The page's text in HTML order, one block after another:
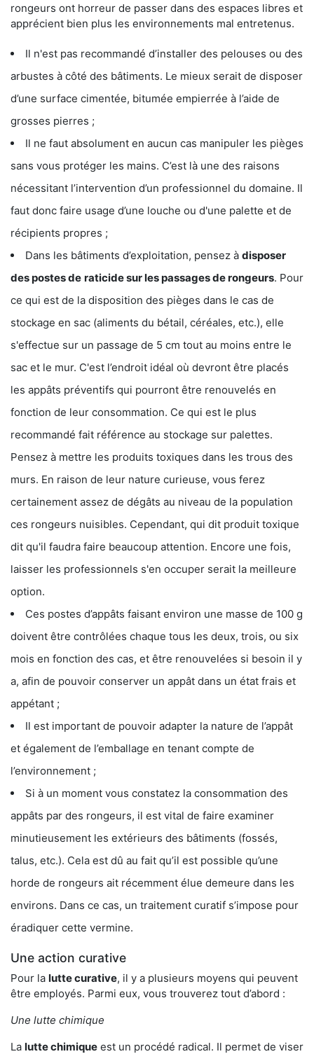
rongeurs ont horreur de passer dans des espaces libres et
apprécient bien plus les environnements mal entretenus.
Il n'est pas recommandé d’installer des pelouses ou des
arbustes à côté des bâtiments. Le mieux serait de disposer
d’une surface cimentée, bitumée empierrée à l’aide de
grosses pierres ;
Il ne faut absolument en aucun cas manipuler les pièges
sans vous protéger les mains. C’est là une des raisons
nécessitant l’intervention d’un professionnel du domaine. Il
faut donc faire usage d’une louche ou d'une palette et de
récipients propres ;
Dans les bâtiments d’exploitation, pensez à disposer
des postes de raticide sur les passages de rongeurs. Pour
ce qui est de la disposition des pièges dans le cas de
stockage en sac (aliments du bétail, céréales, etc.), elle
s'effectue sur un passage de 5 cm tout au moins entre le
sac et le mur. C'est l’endroit idéal où devront être placés
les appâts préventifs qui pourront être renouvelés en
fonction de leur consommation. Ce qui est le plus
recommandé fait référence au stockage sur palettes.
Pensez à mettre les produits toxiques dans les trous des
murs. En raison de leur nature curieuse, vous ferez
certainement assez de dégâts au niveau de la population
ces rongeurs nuisibles. Cependant, qui dit produit toxique
dit qu'il faudra faire beaucoup attention. Encore une fois,
laisser les professionnels s'en occuper serait la meilleure
option.
Ces postes d’appâts faisant environ une masse de 100 g
doivent être contrôlées chaque tous les deux, trois, ou six
mois en fonction des cas, et être renouvelées si besoin il y
a, afin de pouvoir conserver un appât dans un état frais et
appétant ;
Il est important de pouvoir adapter la nature de l’appât
et également de l’emballage en tenant compte de
l’environnement ;
Si à un moment vous constatez la consommation des
appâts par des rongeurs, il est vital de faire examiner
minutieusement les extérieurs des bâtiments (fossés,
talus, etc.). Cela est dû au fait qu’il est possible qu’une
horde de rongeurs ait récemment élue demeure dans les
environs. Dans ce cas, un traitement curatif s’impose pour
éradiquer cette vermine.
Une action curative
Pour la lutte curative, il y a plusieurs moyens qui peuvent
être employés. Parmi eux, vous trouverez tout d’abord :
Une lutte chimique
La lutte chimique est un procédé radical. Il permet de viser